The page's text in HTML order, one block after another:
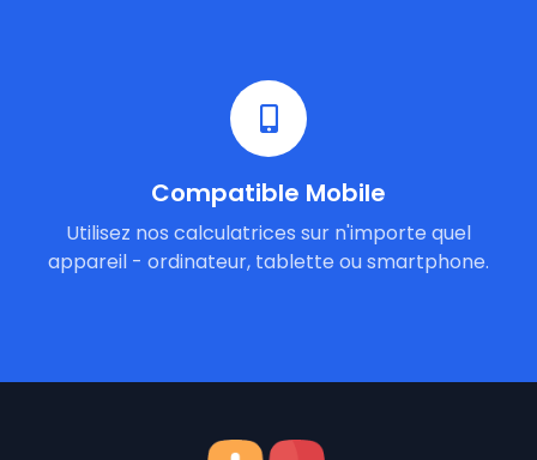
Compatible Mobile
Utilisez nos calculatrices sur n'importe quel
appareil - ordinateur, tablette ou smartphone.